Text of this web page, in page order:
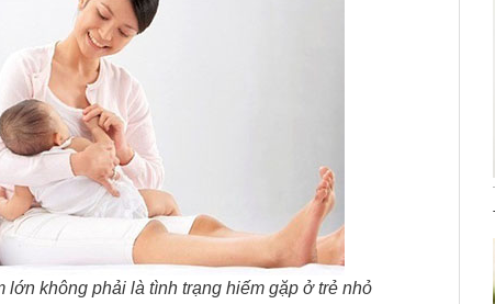
lớn không phải là tình trạng hiếm gặp ở trẻ nhỏ